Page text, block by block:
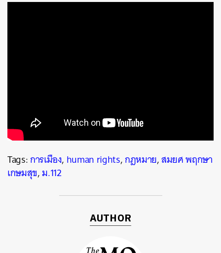
Tags:การเมือง, human rights,กฎหมาย,สมยศ พฤกษา
เกษมสุข,ม.112
AUTHOR